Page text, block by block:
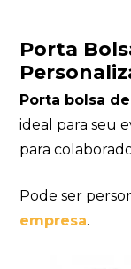
Porta
Porta bolsa
ideal para seu
para
Pode ser
empresa.